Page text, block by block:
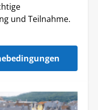
und Teilnahme.